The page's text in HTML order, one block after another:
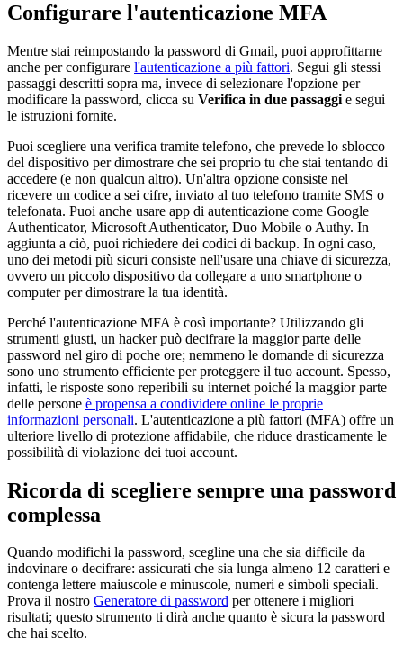
Configurare l'autenticazione MFA
Mentre stai reimpostando la password di Gmail, puoi approfittarne
anche per configurare l'autenticazione a più fattori. Segui gli stessi
passaggi descritti sopra ma, invece di selezionare l'opzione per
modificare la password, clicca su Verifica in due passaggi e segui
le istruzioni fornite.
Puoi scegliere una verifica tramite telefono, che prevede lo sblocco
del dispositivo per dimostrare che sei proprio tu che stai tentando di
accedere (e non qualcun altro). Un'altra opzione consiste nel
ricevere un codice a sei cifre, inviato al tuo telefono tramite SMS o
telefonata. Puoi anche usare app di autenticazione come Google
Authenticator, Microsoft Authenticator, Duo Mobile o Authy. In
aggiunta a ciò, puoi richiedere dei codici di backup. In ogni caso,
uno dei metodi più sicuri consiste nell'usare una chiave di sicurezza,
ovvero un piccolo dispositivo da collegare a uno smartphone o
computer per dimostrare la tua identità.
Perché l'autenticazione MFA è così importante? Utilizzando gli
strumenti giusti, un hacker può decifrare la maggior parte delle
password nel giro di poche ore; nemmeno le domande di sicurezza
sono uno strumento efficiente per proteggere il tuo account. Spesso,
infatti, le risposte sono reperibili su internet poiché la maggior parte
delle persone è propensa a condividere online le proprie
informazioni personali. L'autenticazione a più fattori (MFA) offre un
ulteriore livello di protezione affidabile, che riduce drasticamente le
possibilità di violazione dei tuoi account.
Ricorda di scegliere sempre una password
complessa
Quando modifichi la password, scegline una che sia difficile da
indovinare o decifrare: assicurati che sia lunga almeno 12 caratteri e
contenga lettere maiuscole e minuscole, numeri e simboli speciali.
Prova il nostro Generatore di password per ottenere i migliori
risultati; questo strumento ti dirà anche quanto è sicura la password
che hai scelto.